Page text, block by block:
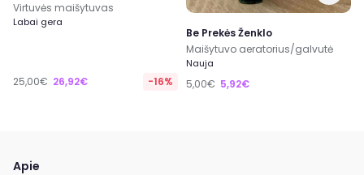
Virtuvės maišytuvas
Labai gera
25,00€ 26,92€ -16%
Be Prekės Ženklo
Maišytuvo aeratorius/galvutė
Nauja
5,00€ 5,92€
Apie